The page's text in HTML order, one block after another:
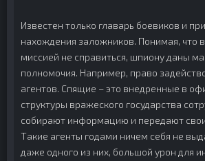
Известен только главарь боевиков и
нахождения заложников. Понимая, что
миссией не справиться, шпиону даны
полномочия. Например, право
агентов. Спящие – это внедренные в
структуры вражеского государства
собирают информацию и передают
Такие агенты годами ничем себя не
даже одного из них, большой урон для